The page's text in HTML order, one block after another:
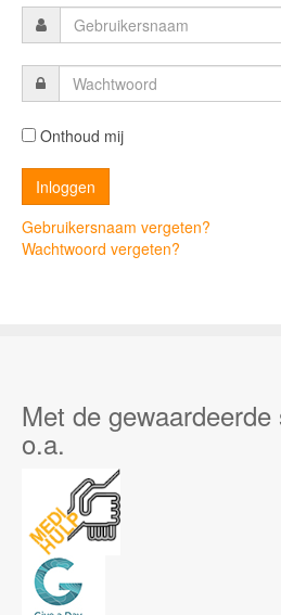
Onthoud mij
Gebruikersnaam vergeten?
Wachtwoord vergeten?
Met de
o.a.